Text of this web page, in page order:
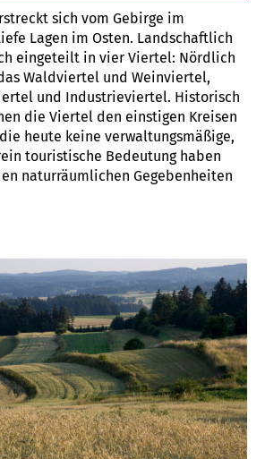
sich vom Gebirge im
Lagen im Osten. Landschaftlich
eingeteilt in vier Viertel: Nördlich
Waldviertel und Weinviertel,
und Industrieviertel. Historisch
die Viertel den einstigen Kreisen
heute keine verwaltungsmäßige,
touristische Bedeutung haben
naturräumlichen Gegebenheiten